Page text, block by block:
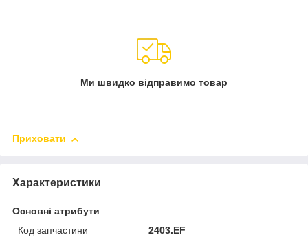
Ми швидко відправимо товар
Приховати
Характеристики
Основні атрибути
Код запчастини
2403.EF